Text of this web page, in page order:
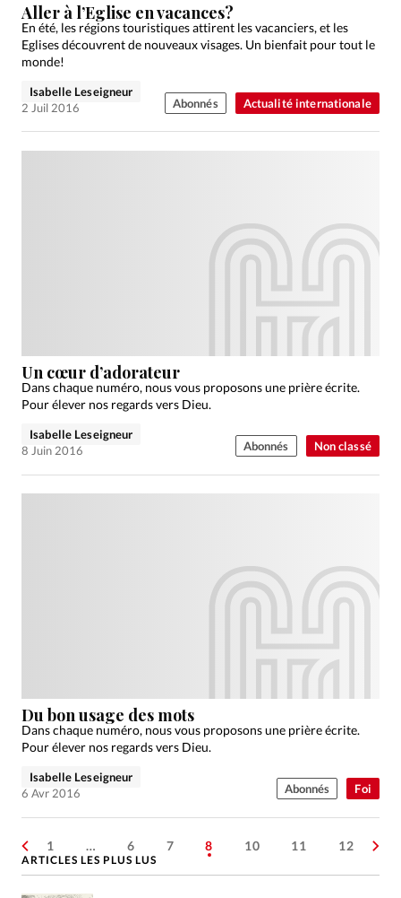
Actualité internationale
Aller à l’Eglise en vacances?
En été, les régions touristiques attirent les vacanciers, et les
Eglises découvrent de nouveaux visages. Un bienfait pour tout le
monde!
Isabelle Leseigneur
2 Juil 2016
Abonnés
Non classé
Un cœur d’adorateur
Dans chaque numéro, nous vous proposons une prière écrite.
Pour élever nos regards vers Dieu.
Isabelle Leseigneur
8 Juin 2016
Abonnés
Foi
Du bon usage des mots
Dans chaque numéro, nous vous proposons une prière écrite.
Pour élever nos regards vers Dieu.
Isabelle Leseigneur
6 Avr 2016
Abonnés
1 … 6 7 8 10 11 12
ARTICLES LES PLUS LUS